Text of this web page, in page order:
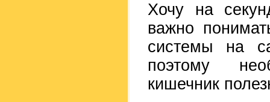
Хочу на
важно
системы на
поэтому
кишечник